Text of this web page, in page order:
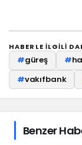
HABERLE ILGILI
#güreş #
#vakıfbank
Benzer